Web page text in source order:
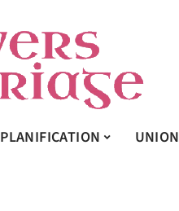
PLANIFICATION UNION